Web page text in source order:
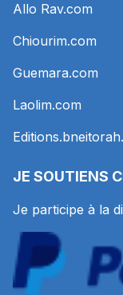
Allo Rav.com
Chiourim.com
Guemara.com
Laolim.com
JE SOUTIENS
Je participe à la